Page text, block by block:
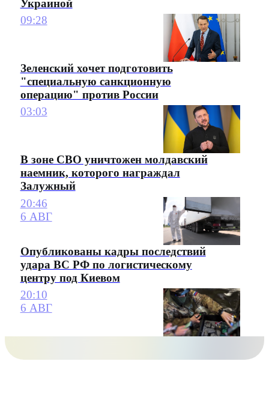
Украиной
09:28
Зеленский хочет подготовить
"специальную санкционную
операцию" против России
03:03
В зоне СВО уничтожен молдавский
наемник, которого награждал
Залужный
20:46
6 АВГ
Опубликованы кадры последствий
удара ВС РФ по логистическому
центру под Киевом
20:10
6 АВГ